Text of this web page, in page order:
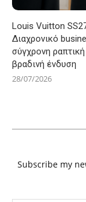
Louis Vuitton
Διαχρονικό
σύγχρονη
βραδινή ένδυση
28/07/2026
Subscribe my